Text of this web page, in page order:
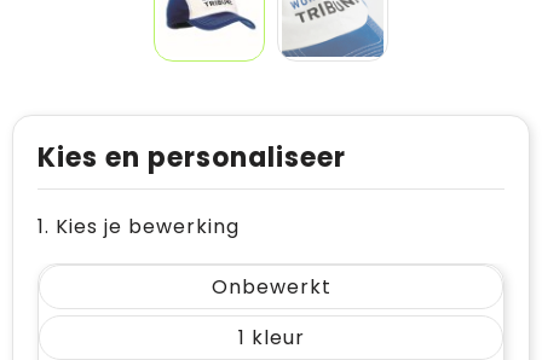
Kies en personaliseer
1. Kies je bewerking
Onbewerkt
1